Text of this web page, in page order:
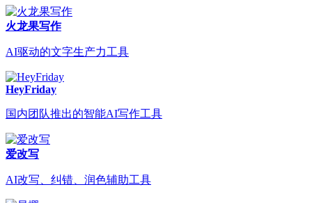
火龙果写作
AI驱动的文字生产力工具
HeyFriday
国内团队推出的智能AI写作工具
爱改写
AI改写、纠错、润色辅助工具